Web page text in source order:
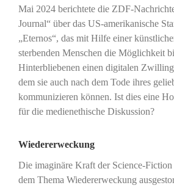
Mai 2024 berichtete die ZDF-
Journal“ über das US-amerikanische
„Eternos“, das mit Hilfe einer
sterbenden Menschen die Möglichkeit
Hinterbliebenen einen digitalen
dem sie auch nach dem Tode ihres
kommunizieren können. Ist dies eine
für die medienethische Diskussion?
Wiedererweckung
Die imaginäre Kraft der Science-Fiction
dem Thema Wiedererweckung